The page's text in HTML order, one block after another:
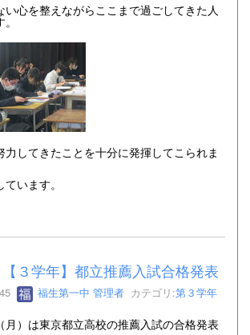
い心を整えながらここまで過ごしてきた人
力してきたことを十分に発揮してこられま
います。
３学年】都立推薦入試合格発表
福生第一中 管理者 カテゴリ:第３学年
月）は東京都立高校の推薦入試の合格発表